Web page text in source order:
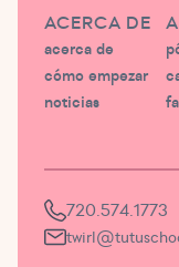
ACERCA DE
acerca de
cómo empezar
noticias
720.574.1773